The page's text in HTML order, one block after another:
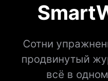
Сотни
продвинутый
всё в